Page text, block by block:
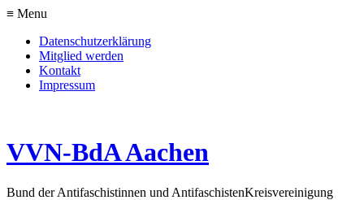
≡ Menu
Datenschutzerklärung
Mitglied werden
Kontakt
Impressum
VVN-BdA Aachen
Bund der Antifaschistinnen und AntifaschistenKreisvereinigung